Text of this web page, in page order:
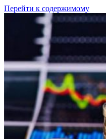
Перейти к содержимому